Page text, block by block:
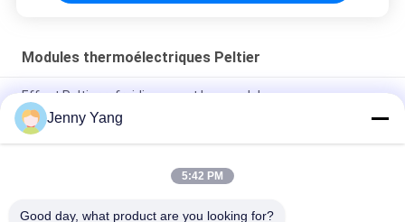
Modules thermoélectriques Peltier
Effect Peltier refroidissement Les modules
thermoélectriques Peltier La meilleure solution de
refroidissement
Jenny Yang
5:42 PM
Good day, what product are you looking for?